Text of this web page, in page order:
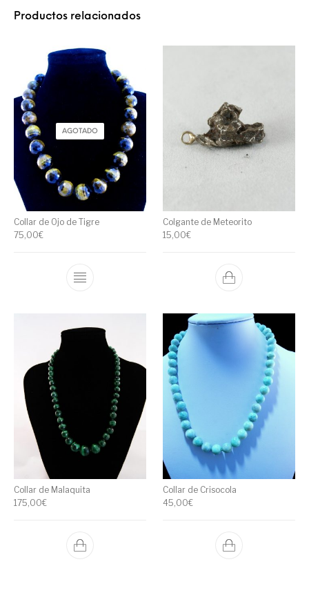
Productos relacionados
AGOTADO
Collar de Ojo de Tigre
75,00€
Colgante de Meteorito
15,00€
Collar de Malaquita
175,00€
Collar de Crisocola
45,00€